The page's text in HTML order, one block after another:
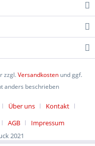
zzgl.Versandkosten und ggf.
anders beschrieben
Über uns
Kontakt
AGB
Impressum
2021